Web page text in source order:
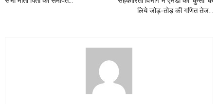
लिये जोड़-तोड़ की गणित तेज…